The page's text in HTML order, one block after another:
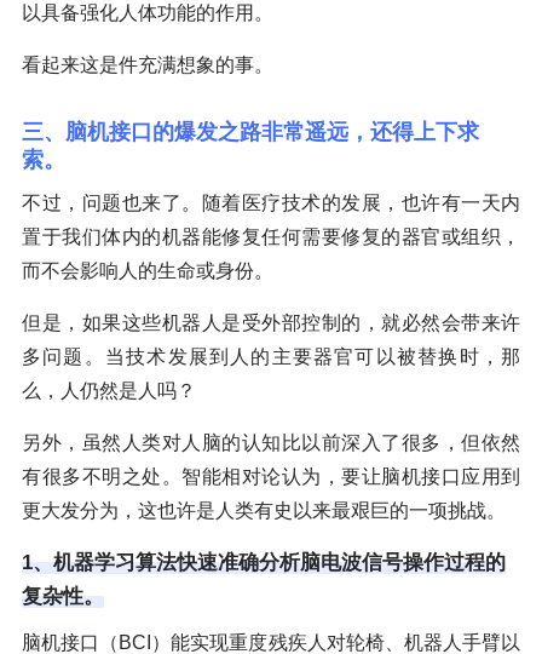
以具备强化人体功能的作用。
看起来这是件充满想象的事。
三、脑机接口的爆发之路非常遥远，还得上下求
索。
不过，问题也来了。随着医疗技术的发展，也许有一天内
置于我们体内的机器能修复任何需要修复的器官或组织，
而不会影响人的生命或身份。
但是，如果这些机器人是受外部控制的，就必然会带来许
多问题。当技术发展到人的主要器官可以被替换时，那
么，人仍然是人吗？
另外，虽然人类对人脑的认知比以前深入了很多，但依然
有很多不明之处。智能相对论认为，要让脑机接口应用到
更大发分为，这也许是人类有史以来最艰巨的一项挑战。
1、机器学习算法快速准确分析脑电波信号操作过程的
复杂性。
脑机接口（BCI）能实现重度残疾人对轮椅、机器人手臂以